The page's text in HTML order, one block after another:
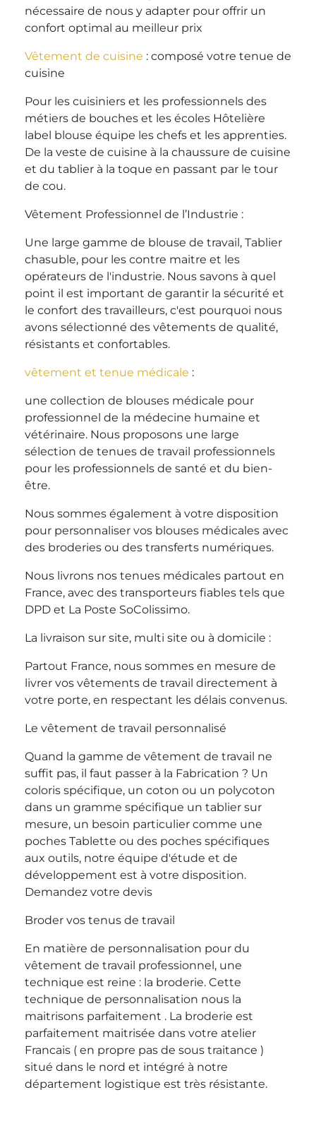
nécessaire de nous y adapter pour offrir un
confort optimal au meilleur prix
Vêtement de cuisine : composé votre tenue de
cuisine
Pour les cuisiniers et les professionnels des
métiers de bouches et les écoles Hôtelière
label blouse équipe les chefs et les apprenties.
De la veste de cuisine à la chaussure de cuisine
et du tablier à la toque en passant par le tour
de cou.
Vêtement Professionnel de l’Industrie :
Une large gamme de blouse de travail, Tablier
chasuble, pour les contre maitre et les
opérateurs de l'industrie. Nous savons à quel
point il est important de garantir la sécurité et
le confort des travailleurs, c'est pourquoi nous
avons sélectionné des vêtements de qualité,
résistants et confortables.
vêtement et tenue médicale :
une collection de blouses médicale pour
professionnel de la médecine humaine et
vétérinaire. Nous proposons une large
sélection de tenues de travail professionnels
pour les professionnels de santé et du bien-
être.
Nous sommes également à votre disposition
pour personnaliser vos blouses médicales avec
des broderies ou des transferts numériques.
Nous livrons nos tenues médicales partout en
France, avec des transporteurs fiables tels que
DPD et La Poste SoColissimo.
La livraison sur site, multi site ou à domicile :
Partout France, nous sommes en mesure de
livrer vos vêtements de travail directement à
votre porte, en respectant les délais convenus.
Le vêtement de travail personnalisé
Quand la gamme de vêtement de travail ne
suffit pas, il faut passer à la Fabrication ? Un
coloris spécifique, un coton ou un polycoton
dans un gramme spécifique un tablier sur
mesure, un besoin particulier comme une
poches Tablette ou des poches spécifiques
aux outils, notre équipe d'étude et de
développement est à votre disposition.
Demandez votre devis
Broder vos tenus de travail
En matière de personnalisation pour du
vêtement de travail professionnel, une
technique est reine : la broderie. Cette
technique de personnalisation nous la
maitrisons parfaitement . La broderie est
parfaitement maitrisée dans votre atelier
Francais ( en propre pas de sous traitance )
situé dans le nord et intégré à notre
département logistique est très résistante.